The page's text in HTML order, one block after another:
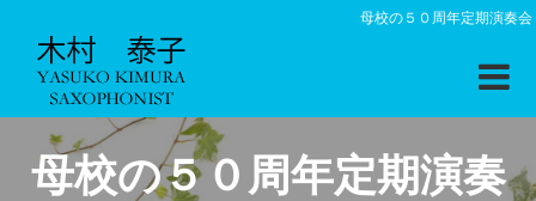
母校の５０周年定期演奏会
母校の５０周年定期演奏